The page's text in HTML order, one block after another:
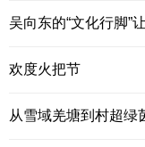
吴向东的“文化行脚”
欢度火把节
从雪域羌塘到村超绿